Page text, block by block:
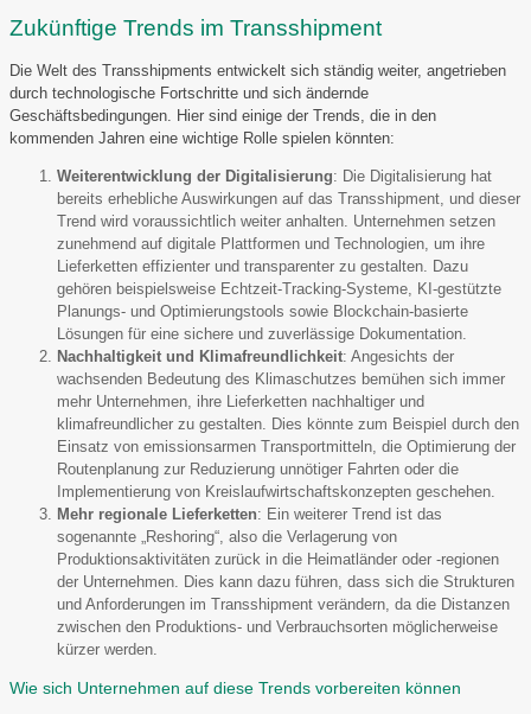
Zukünftige Trends im Transshipment
Die Welt des Transshipments entwickelt sich ständig weiter, angetrieben
durch technologische Fortschritte und sich ändernde
Geschäftsbedingungen. Hier sind einige der Trends, die in den
kommenden Jahren eine wichtige Rolle spielen könnten:
Weiterentwicklung der Digitalisierung: Die Digitalisierung hat
bereits erhebliche Auswirkungen auf das Transshipment, und dieser
Trend wird voraussichtlich weiter anhalten. Unternehmen setzen
zunehmend auf digitale Plattformen und Technologien, um ihre
Lieferketten effizienter und transparenter zu gestalten. Dazu
gehören beispielsweise Echtzeit-Tracking-Systeme, KI-gestützte
Planungs- und Optimierungstools sowie Blockchain-basierte
Lösungen für eine sichere und zuverlässige Dokumentation.
Nachhaltigkeit und Klimafreundlichkeit: Angesichts der
wachsenden Bedeutung des Klimaschutzes bemühen sich immer
mehr Unternehmen, ihre Lieferketten nachhaltiger und
klimafreundlicher zu gestalten. Dies könnte zum Beispiel durch den
Einsatz von emissionsarmen Transportmitteln, die Optimierung der
Routenplanung zur Reduzierung unnötiger Fahrten oder die
Implementierung von Kreislaufwirtschaftskonzepten geschehen.
Mehr regionale Lieferketten: Ein weiterer Trend ist das
sogenannte „Reshoring“, also die Verlagerung von
Produktionsaktivitäten zurück in die Heimatländer oder -regionen
der Unternehmen. Dies kann dazu führen, dass sich die Strukturen
und Anforderungen im Transshipment verändern, da die Distanzen
zwischen den Produktions- und Verbrauchsorten möglicherweise
kürzer werden.
Wie sich Unternehmen auf diese Trends vorbereiten können